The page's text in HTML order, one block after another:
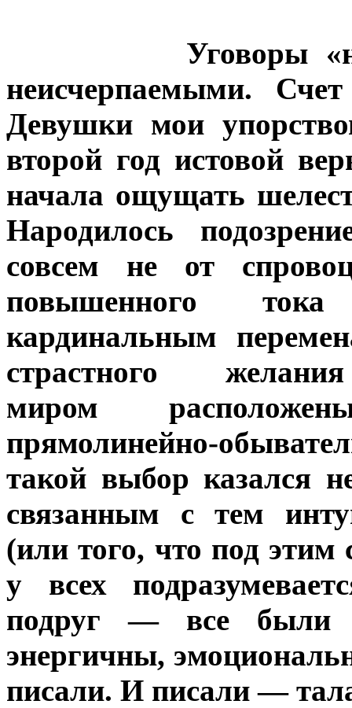
Уговоры
неисчерпаемыми.
Девушки мои
второй год истовой
начала ощущать
Народилось
совсем не от
повышенного
кардинальным
страстного
миром
прямолинейно-
такой выбор казался
связанным с тем
(или того, что под этим
у всех
подруг — все были
энергичны,
писали. И писали —